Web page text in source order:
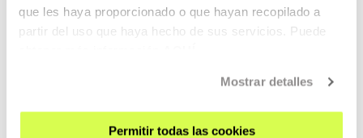
que les haya proporcionado o que hayan recopilado a
partir del uso que haya hecho de sus servicios. Puede
Mostrar detalles
Permitir todas las cookies